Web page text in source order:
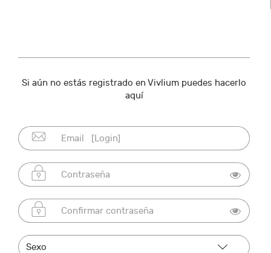
Si aún no estás registrado en Vivlium puedes hacerlo
aquí